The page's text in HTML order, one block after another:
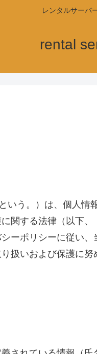
レンタルサーバ
rental
いう。）は、個人情
関する法律（以下
ーポリシーに従い
扱いおよび保護に努